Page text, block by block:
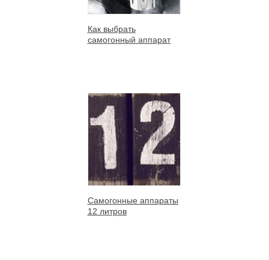
Как выбрать
самогонный аппарат
Самогонные аппараты
12 литров